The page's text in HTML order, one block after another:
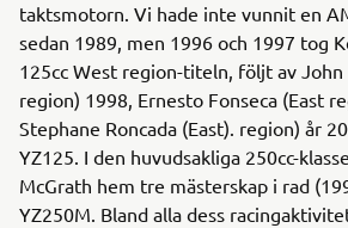
taktsmotorn. Vi hade inte vunnit en
sedan 1989, men 1996 och 1997 tog
125cc West region-titeln, följt av John
region) 1998, Ernesto Fonseca (East
Stephane Roncada (East). region) år
YZ125. I den huvudsakliga 250cc-
McGrath hem tre mästerskap i rad
YZ250M. Bland alla dess